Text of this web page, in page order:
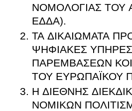
ΝΟΜΟΛΟΓΙΑΣ ΤΟΥ
ΕΔΔΑ).
ΤΑ ΔΙΚΑΙΩΜΑΤΑ
ΨΗΦΙΑΚΕΣ
ΠΑΡΕΜΒΑΣΕΩΝ
ΤΟΥ ΕΥΡΩΠΑΪΚΟΥ
Η ΔΙΕΘΝΗΣ
ΝΟΜΙΚΩΝ